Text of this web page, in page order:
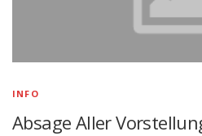
INFO
Absage Aller